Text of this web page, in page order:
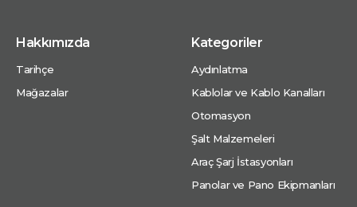
Hakkımızda
Tarihçe
Mağazalar
Kategoriler
Aydınlatma
Kablolar ve Kablo Kanalları
Otomasyon
Şalt Malzemeleri
Araç Şarj İstasyonları
Panolar ve Pano Ekipmanları